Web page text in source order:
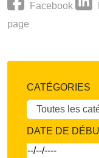
Facebook
page
CATÉGORIES
DATE DE